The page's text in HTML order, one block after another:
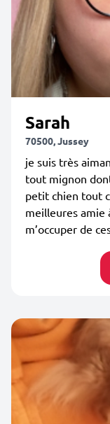
Sarah
70500, Jussey
je suis très
tout mignon
petit chien tout
meilleures amie
m’occuper de